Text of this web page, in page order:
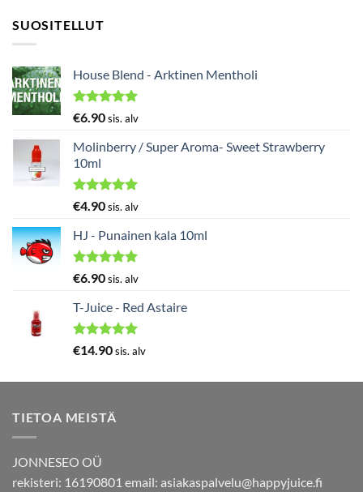
SUOSITELLUT
House Blend - Arktinen Mentholi
Arvostelu
5.00/ 5
€6.90sis. alv
Molinberry / Super Aroma- Sweet Strawberry
10ml
Arvostelu
5.00
/ 5
€4.90sis. alv
HJ - Punainen kala 10ml
Arvostelu
5.00
/ 5
€6.90sis. alv
T-Juice - Red Astaire
Arvostelu
€14.90sis. alv
TIETOA MEISTÄ
JONNESEO OÜ
rekisteri: 16190801 email: asiakaspalvelu@happyjuice.fi